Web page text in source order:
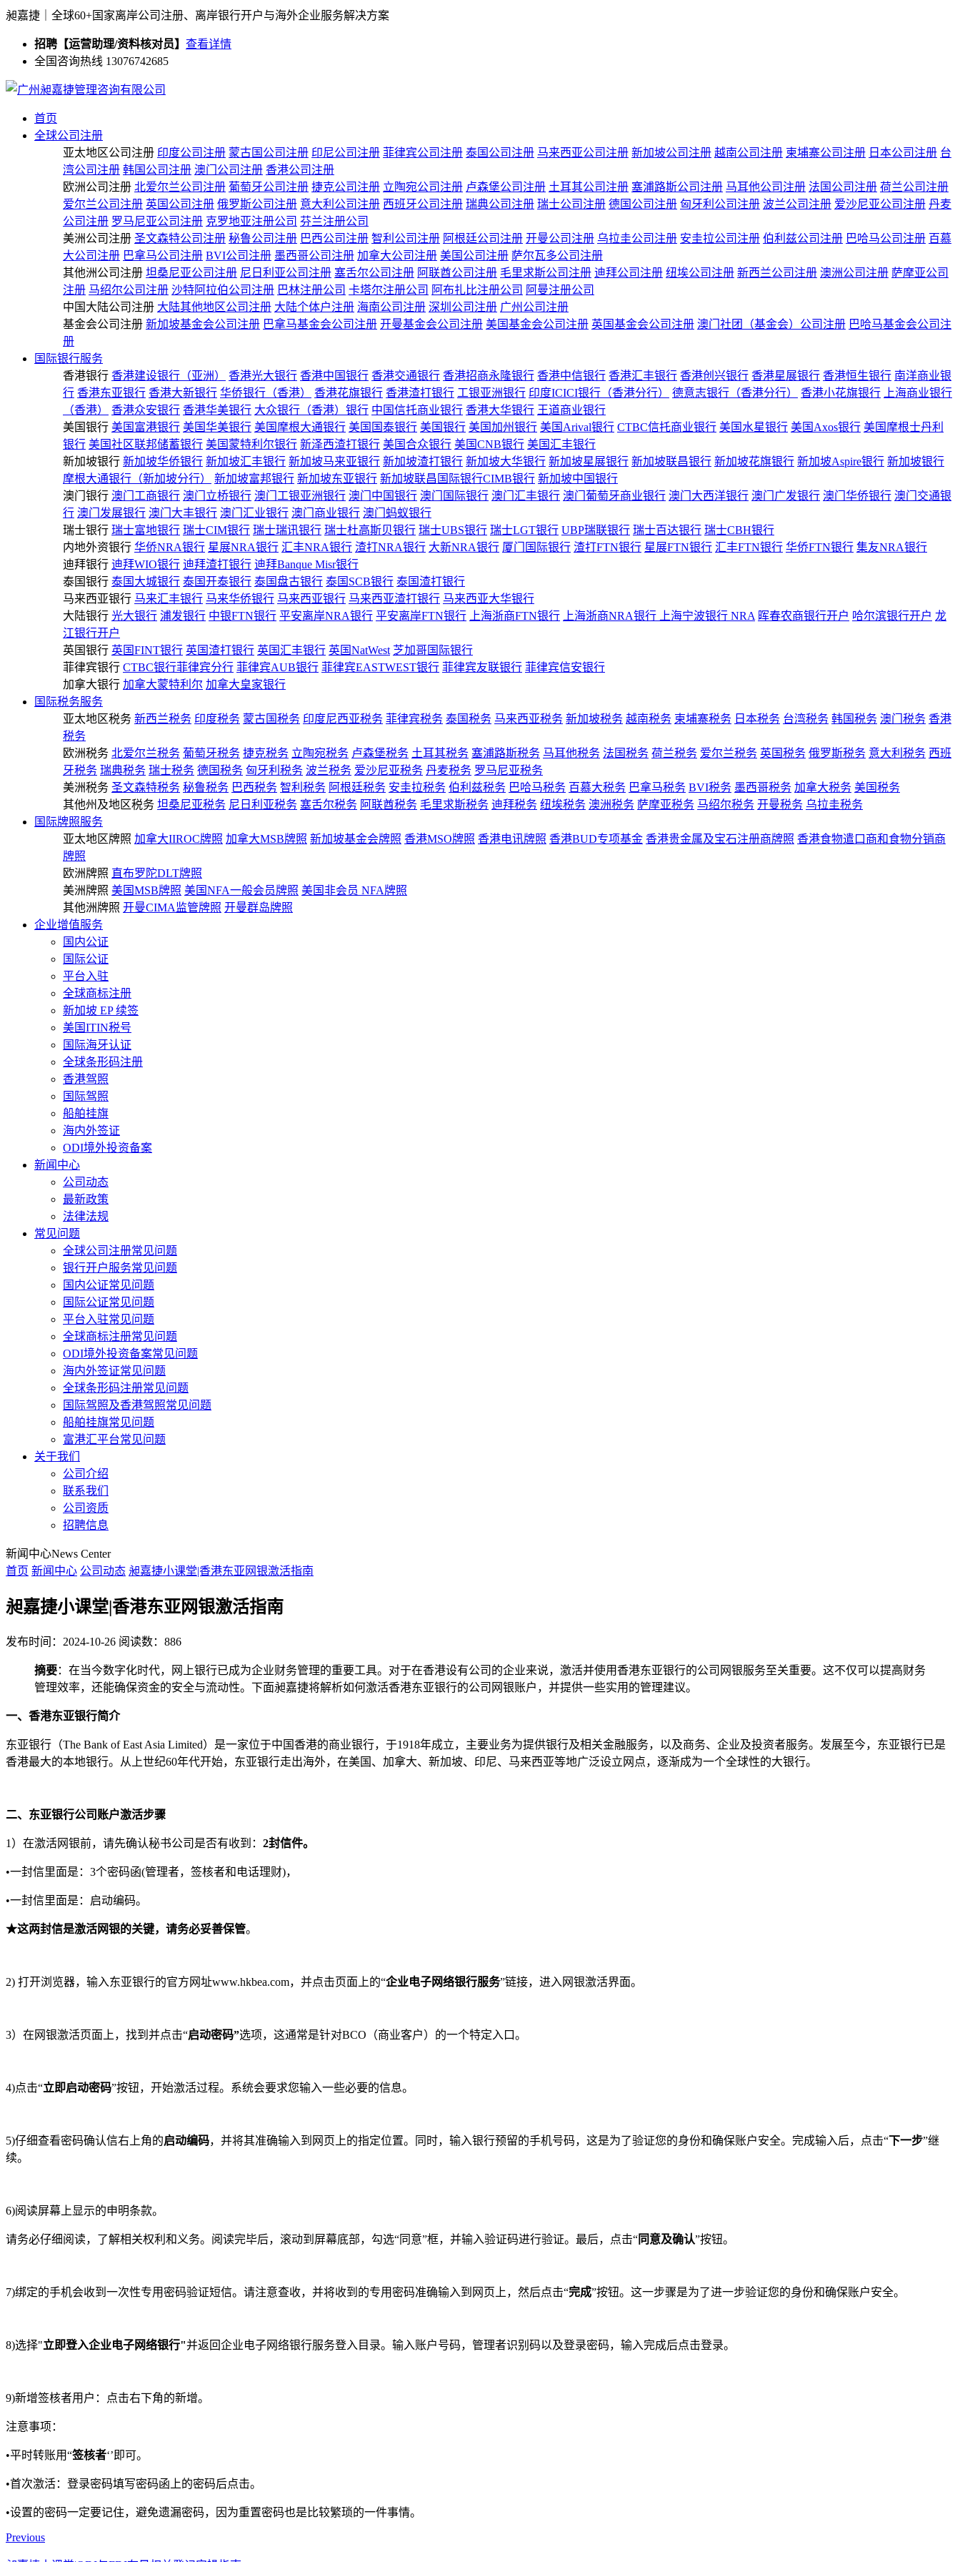
昶嘉捷｜全球60+国家离岸公司注册、离岸银行开户与海外企业服务解决方案
招聘【运营助理/资料核对员】 查看详情
全国咨询热线 13076742685
首页
全球公司注册
亚太地区公司注册 印度公司注册 蒙古国公司注册 印尼公司注册 菲律宾公司注册 泰国公司注册 马来西亚公司注册 新加坡公司注册 越南公司注册 柬埔寨公司注册 日本公司注册 台
湾公司注册 韩国公司注册 澳门公司注册 香港公司注册
欧洲公司注册 北爱尔兰公司注册 葡萄牙公司注册 捷克公司注册 立陶宛公司注册 卢森堡公司注册 土耳其公司注册 塞浦路斯公司注册 马耳他公司注册 法国公司注册 荷兰公司注册
爱尔兰公司注册 英国公司注册 俄罗斯公司注册 意大利公司注册 西班牙公司注册 瑞典公司注册 瑞士公司注册 德国公司注册 匈牙利公司注册 波兰公司注册 爱沙尼亚公司注册 丹麦
公司注册 罗马尼亚公司注册 克罗地亚注册公司 芬兰注册公司
美洲公司注册 圣文森特公司注册 秘鲁公司注册 巴西公司注册 智利公司注册 阿根廷公司注册 开曼公司注册 乌拉圭公司注册 安圭拉公司注册 伯利兹公司注册 巴哈马公司注册 百慕
大公司注册 巴拿马公司注册 BVI公司注册 墨西哥公司注册 加拿大公司注册 美国公司注册 萨尔瓦多公司注册
其他洲公司注册 坦桑尼亚公司注册 尼日利亚公司注册 塞舌尔公司注册 阿联酋公司注册 毛里求斯公司注册 迪拜公司注册 纽埃公司注册 新西兰公司注册 澳洲公司注册 萨摩亚公司
注册 马绍尔公司注册 沙特阿拉伯公司注册 巴林注册公司 卡塔尔注册公司 阿布扎比注册公司 阿曼注册公司
中国大陆公司注册 大陆其他地区公司注册 大陆个体户注册 海南公司注册 深圳公司注册 广州公司注册
基金会公司注册 新加坡基金会公司注册 巴拿马基金会公司注册 开曼基金会公司注册 美国基金会公司注册 英国基金会公司注册 澳门社团（基金会）公司注册 巴哈马基金会公司注
册
国际银行服务
香港银行 香港建设银行（亚洲） 香港光大银行 香港中国银行 香港交通银行 香港招商永隆银行 香港中信银行 香港汇丰银行 香港创兴银行 香港星展银行 香港恒生银行 南洋商业银
行 香港东亚银行 香港大新银行 华侨银行（香港） 香港花旗银行 香港渣打银行 工银亚洲银行 印度ICICI银行（香港分行） 德意志银行（香港分行） 香港小花旗银行
上海商业银行
（香港）
香港众安银行 香港华美银行 大众银行（香港）银行 中国信托商业银行 香港大华银行 王道商业银行
美国银行 美国富港银行 美国华美银行 美国摩根大通银行 美国国泰银行 美国银行 美国加州银行 美国Arival银行 CTBC信托商业银行 美国水星银行 美国Axos银行 美国摩根士丹利
银行 美国社区联邦储蓄银行 美国蒙特利尔银行 新泽西渣打银行 美国合众银行 美国CNB银行 美国汇丰银行
新加坡银行 新加坡华侨银行 新加坡汇丰银行 新加坡马来亚银行 新加坡渣打银行 新加坡大华银行 新加坡星展银行 新加坡联昌银行 新加坡花旗银行 新加坡Aspire银行 新加坡银行
摩根大通银行（新加坡分行）
新加坡富邦银行 新加坡东亚银行 新加坡联昌国际银行CIMB银行 新加坡中国银行
澳门银行 澳门工商银行 澳门立桥银行 澳门工银亚洲银行 澳门中国银行 澳门国际银行 澳门汇丰银行 澳门葡萄牙商业银行 澳门大西洋银行 澳门广发银行 澳门华侨银行 澳门交通银
行 澳门发展银行 澳门大丰银行 澳门汇业银行 澳门商业银行 澳门蚂蚁银行
瑞士银行 瑞士富地银行 瑞士CIM银行 瑞士瑞讯银行 瑞士杜高斯贝银行 瑞士UBS银行 瑞士LGT银行 UBP瑞联银行 瑞士百达银行 瑞士CBH银行
内地外资银行 华侨NRA银行 星展NRA银行 汇丰NRA银行 渣打NRA银行 大新NRA银行 厦门国际银行 渣打FTN银行 星展FTN银行 汇丰FTN银行 华侨FTN银行 集友NRA银行
迪拜银行 迪拜WIO银行 迪拜渣打银行 迪拜Banque Misr银行
泰国银行 泰国大城银行 泰国开泰银行 泰国盘古银行 泰国SCB银行 泰国渣打银行
马来西亚银行 马来汇丰银行 马来华侨银行 马来西亚银行 马来西亚渣打银行 马来西亚大华银行
大陆银行 光大银行 浦发银行 中银FTN银行 平安离岸NRA银行 平安离岸FTN银行 上海浙商FTN银行 上海浙商NRA银行 上海宁波银行 NRA 晖春农商银行开户 哈尔滨银行开户 龙
江银行开户
英国银行 英国FINT银行 英国渣打银行 英国汇丰银行 英国NatWest 芝加哥国际银行
菲律宾银行 CTBC银行菲律宾分行 菲律宾AUB银行 菲律宾EASTWEST银行 菲律宾友联银行 菲律宾信安银行
加拿大银行 加拿大蒙特利尔 加拿大皇家银行
国际税务服务
亚太地区税务 新西兰税务 印度税务 蒙古国税务 印度尼西亚税务 菲律宾税务 泰国税务 马来西亚税务 新加坡税务 越南税务 柬埔寨税务 日本税务 台湾税务 韩国税务 澳门税务 香港
税务
欧洲税务 北爱尔兰税务 葡萄牙税务 捷克税务 立陶宛税务 卢森堡税务 土耳其税务 塞浦路斯税务 马耳他税务 法国税务 荷兰税务 爱尔兰税务 英国税务 俄罗斯税务 意大利税务 西班
牙税务 瑞典税务 瑞士税务 德国税务 匈牙利税务 波兰税务 爱沙尼亚税务 丹麦税务 罗马尼亚税务
美洲税务 圣文森特税务 秘鲁税务 巴西税务 智利税务 阿根廷税务 安圭拉税务 伯利兹税务 巴哈马税务 百慕大税务 巴拿马税务 BVI税务 墨西哥税务 加拿大税务 美国税务
其他州及地区税务 坦桑尼亚税务 尼日利亚税务 塞舌尔税务 阿联酋税务 毛里求斯税务 迪拜税务 纽埃税务 澳洲税务 萨摩亚税务 马绍尔税务 开曼税务 乌拉圭税务
国际牌照服务
亚太地区牌照 加拿大IIROC牌照 加拿大MSB牌照 新加坡基金会牌照 香港MSO牌照 香港电讯牌照 香港BUD专项基金 香港贵金属及宝石注册商牌照 香港食物遣口商和食物分销商
牌照
欧洲牌照 直布罗陀DLT牌照
美洲牌照 美国MSB牌照 美国NFA一般会员牌照 美国非会员 NFA牌照
其他洲牌照 开曼CIMA监管牌照 开曼群岛牌照
企业增值服务
国内公证
国际公证
平台入驻
全球商标注册
新加坡 EP 续签
美国ITIN税号
国际海牙认证
全球条形码注册
香港驾照
国际驾照
船舶挂旗
海内外签证
ODI境外投资备案
新闻中心
公司动态
最新政策
法律法规
常见问题
全球公司注册常见问题
银行开户服务常见问题
国内公证常见问题
国际公证常见问题
平台入驻常见问题
全球商标注册常见问题
ODI境外投资备案常见问题
海内外签证常见问题
全球条形码注册常见问题
国际驾照及香港驾照常见问题
船舶挂旗常见问题
富港汇平台常见问题
关于我们
公司介绍
联系我们
公司资质
招聘信息
新闻中心News Center
首页 新闻中心 公司动态 昶嘉捷小课堂|香港东亚网银激活指南
昶嘉捷小课堂|香港东亚网银激活指南
发布时间：2024-10-26 阅读数：886
摘要：在当今数字化时代，网上银行已成为企业财务管理的重要工具。对于在香港设有公司的企业来说，激活并使用香港东亚银行的公司网银服务至关重要。这不仅可以提高财务
管理效率，还能确保资金的安全与流动性。下面昶嘉捷将解析如何激活香港东亚银行的公司网银账户，并提供一些实用的管理建议。
一、香港东亚银行简介
东亚银行（The Bank of East Asia Limited）是一家位于中国香港的商业银行，于1918年成立，主要业务为提供银行及相关金融服务，以及商务、企业及投资者服务。发展至今，东亚银行已是
香港最大的本地银行。从上世纪60年代开始，东亚银行走出海外，在美国、加拿大、新加坡、印尼、马来西亚等地广泛设立网点，逐渐成为一个全球性的大银行。
二、东亚银行公司账户激活步骤
1）在激活网银前，请先确认秘书公司是否有收到： 2封信件。
•一封信里面是：3个密码函(管理者，签核者和电话理财)，
•一封信里面是：启动编码。
★这两封信是激活网银的关键，请务必妥善保管。
2) 打开浏览器，输入东亚银行的官方网址www.hkbea.com，并点击页面上的“企业电子网络银行服务”链接，进入网银激活界面。
3）在网银激活页面上，找到并点击“启动密码”选项，这通常是针对BCO（商业客户）的一个特定入口。
4)点击“立即启动密码”按钮，开始激活过程。系统会要求您输入一些必要的信息。
5)仔细查看密码确认信右上角的启动编码，并将其准确输入到网页上的指定位置。同时，输入银行预留的手机号码，这是为了验证您的身份和确保账户安全。完成输入后，点击“下一步”继
续。
6)阅读屏幕上显示的申明条款。
请务必仔细阅读，了解相关权利和义务。阅读完毕后，滚动到屏幕底部，勾选“同意”框，并输入验证码进行验证。最后，点击“同意及确认”按钮。
7)绑定的手机会收到一次性专用密码验证短信。请注意查收，并将收到的专用密码准确输入到网页上，然后点击“完成”按钮。这一步骤是为了进一步验证您的身份和确保账户安全。
8)选择"立即登入企业电子网络银行"并返回企业电子网络银行服务登入目录。输入账户号码，管理者识别码以及登录密码，输入完成后点击登录。
9)新增签核者用户：点击右下角的新增。
注意事项：
•平时转账用“签核者‘’即可。
•首次激活：登录密码填写密码函上的密码后点击。
•设置的密码一定要记住，避免遗漏密码，因为重置密码也是比较繁琐的一件事情。
Previous